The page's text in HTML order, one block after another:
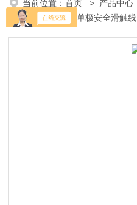
当前位置：首页 > 产品中心
线
> XPnR-H单极安全滑触线